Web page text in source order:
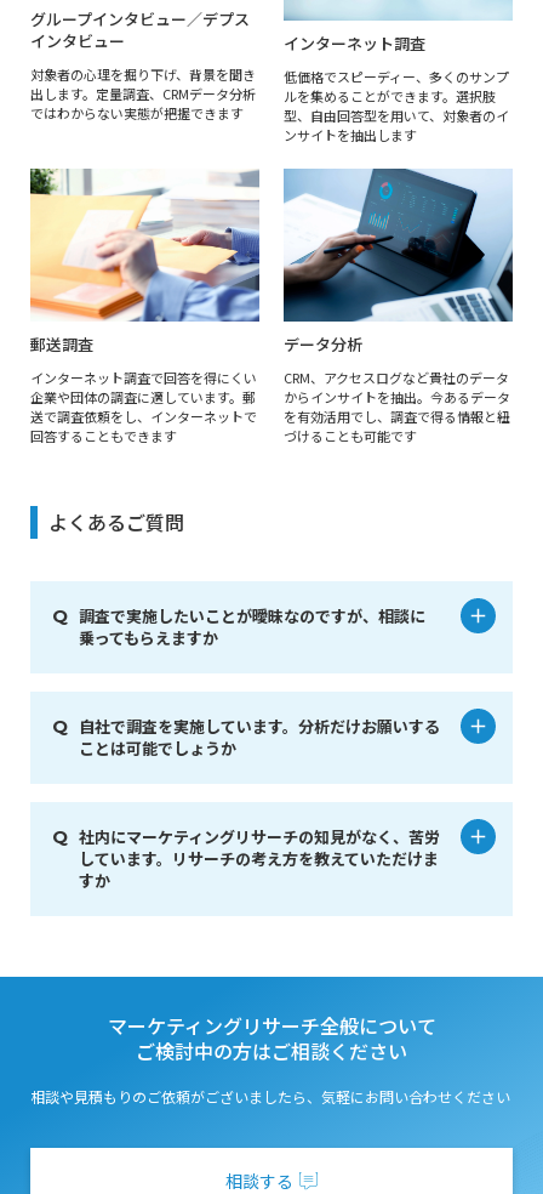
グループインタビュー／デプス
インタビュー
対象者の心理を掘り下げ、背景を聞き
出します。定量調査、CRMデータ分析
ではわからない実態が把握できます
インターネット調査
低価格でスピーディー、多くのサンプ
ルを集めることができます。選択肢
型、自由回答型を用いて、対象者のイ
ンサイトを抽出します
郵送調査
インターネット調査で回答を得にくい
企業や団体の調査に適しています。郵
送で調査依頼をし、インターネットで
回答することもできます
データ分析
CRM、アクセスログなど貴社のデータ
からインサイトを抽出。今あるデータ
を有効活用でし、調査で得る情報と紐
づけることも可能です
よくあるご質問
調査で実施したいことが曖昧なのですが、相談に
乗ってもらえますか
自社で調査を実施しています。分析だけお願いする
ことは可能でしょうか
社内にマーケティングリサーチの知見がなく、苦労
しています。リサーチの考え方を教えていただけま
すか
マーケティングリサーチ全般について
ご検討中の方はご相談ください
相談や見積もりのご依頼がございましたら、気軽にお問い合わせください
相談する